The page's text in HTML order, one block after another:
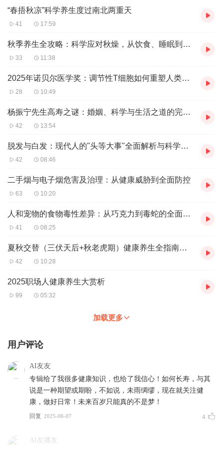
主播介绍:医学硕士毕业20年，曾任省警察警体训练教官，带队获得
全省警察大比武第一第二名成绩，创业做过医生集团，现健身博
主。
适合人群:青中年，老年均适合
你将收获:健康的养生知识，正确的健身保健方法，长寿的医学知识
“春捂秋凉”科学养生度过南北两重天
41 17:59
秋季养生全攻略：科学应对秋燥，从饮食、睡眠到锻炼的全方位指南
33 11:38
2025年诺贝尔医学奖：调节性T细胞如何重塑人类健康未来
28 10:49
杨振宁先生高寿之谜：婚姻、科学与生活之道的完美融合
42 13:54
脱发与白发：现代人的"头等大事"全面解析与科学应对指南
42 08:46
二手烟与电子烟危害及治理：从健康威胁到全面防控
63 10:20
人和宠物的食物毒性差异：从巧克力到毒蛇的全面分析与预防指南
41 08:25
夏秋交替（三伏天后+秋老虎期）健康养生全指南：安然换季的实用策略
42 10:28
2025职场人健康养生大赏析
99 05:32
加载更多
用户评论
AI友友
专辑给了我很多健康知识，也给了我信心！如何长寿，与其
说是一种期望或期盼，不如说，未雨绸缪，现在就关注健
康，做好日常！未来百岁只能真的不是梦！
回复 2025-06-07 4
AI友播友